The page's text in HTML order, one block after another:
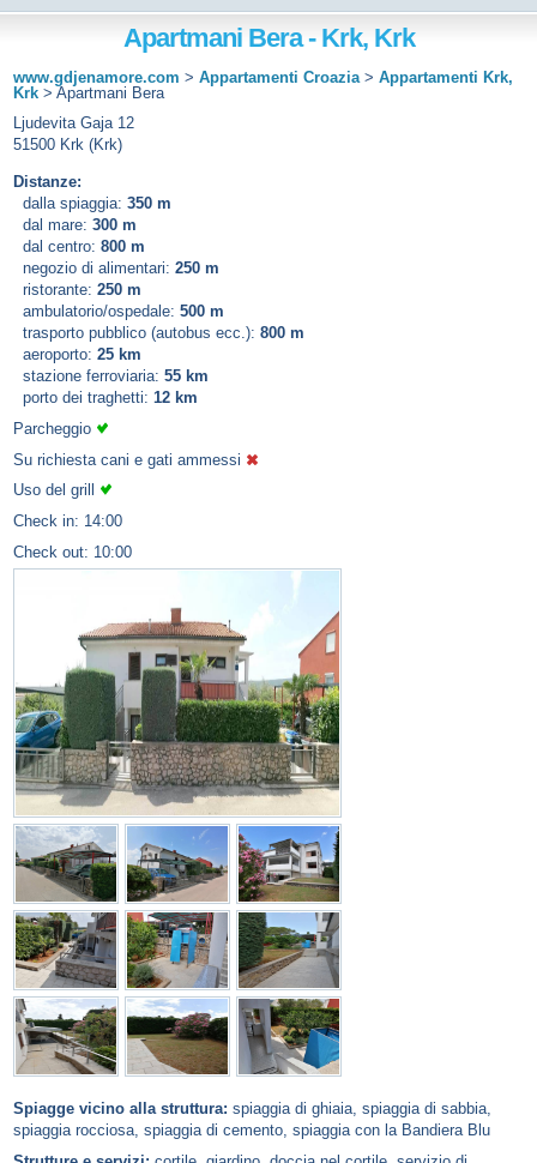
Apartmani Bera - Krk, Krk
www.gdjenamore.com > Appartamenti Croazia> Appartamenti Krk,
Krk > Apartmani Bera
Ljudevita Gaja 12
51500 Krk (Krk)
Distanze:
dalla spiaggia: 350 m
dal mare: 300 m
dal centro: 800 m
negozio di alimentari: 250 m
ristorante: 250 m
ambulatorio/ospedale: 500 m
trasporto pubblico (autobus ecc.): 800 m
aeroporto: 25 km
stazione ferroviaria: 55 km
porto dei traghetti: 12 km
Parcheggio
Su richiesta cani e gati ammessi
Uso del grill
Check in: 14:00
Check out: 10:00
Spiagge vicino alla struttura: spiaggia di ghiaia, spiaggia di sabbia,
spiaggia rocciosa, spiaggia di cemento, spiaggia con la Bandiera Blu